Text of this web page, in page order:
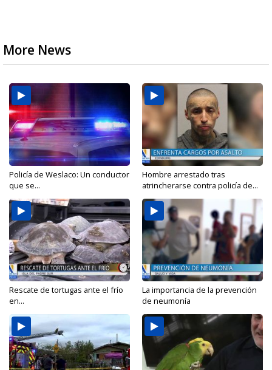
More News
Policía de Weslaco: Un conductor
que se...
Hombre arrestado tras
atrincherarse contra policía de...
Rescate de tortugas ante el frío
en...
La importancia de la prevención
de neumonía